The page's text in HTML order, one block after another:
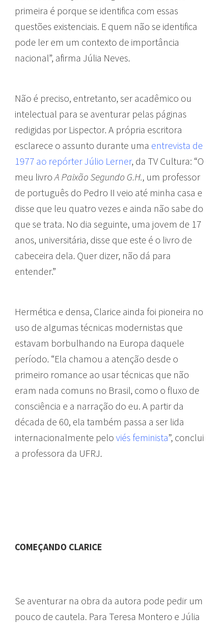
primeira é porque se identifica com essas
questões existenciais. E quem não se identifica
pode ler em um contexto de importância
nacional”, afirma Júlia Neves.
Não é preciso, entretanto, ser acadêmico ou
intelectual para se aventurar pelas páginas
redigidas por Lispector. A própria escritora
esclarece o assunto durante uma entrevista de
1977 ao repórter Júlio Lerner, da TV Cultura: “O
meu livroA Paixão Segundo G.H., um professor
de português do Pedro II veio até minha casa e
disse que leu quatro vezes e ainda não sabe do
que se trata. No dia seguinte, uma jovem de 17
anos, universitária, disse que este é o livro de
cabeceira dela. Quer dizer, não dá para
entender.”
Hermética e densa, Clarice ainda foi pioneira no
uso de algumas técnicas modernistas que
estavam borbulhando na Europa daquele
período. “Ela chamou a atenção desde o
primeiro romance ao usar técnicas que não
eram nada comuns no Brasil, como o fluxo de
consciência e a narração do eu. A partir da
década de 60, ela também passa a ser lida
internacionalmente pelo viés feminista”, conclui
a professora da UFRJ.
COMEÇANDO CLARICE
Se aventurar na obra da autora pode pedir um
pouco de cautela. Para Teresa Montero e Júlia